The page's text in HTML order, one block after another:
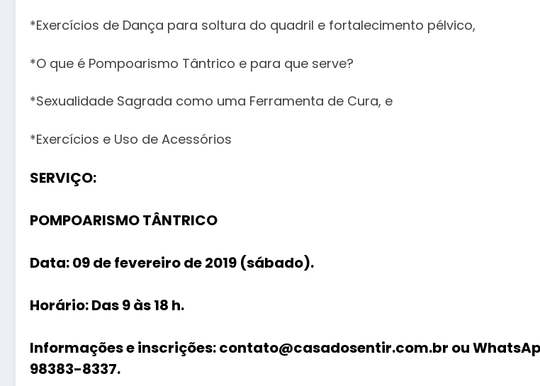
*Exercícios de Dança para soltura do quadril e fortalecimento pélvico,
*O que é Pompoarismo Tântrico e para que serve?
*Sexualidade Sagrada como uma Ferramenta de Cura, e
*Exercícios e Uso de Acessórios
SERVIÇO:
POMPOARISMO TÂNTRICO
Data:09 de fevereiro de 2019 (sábado).
Horário:Das 9 às 18 h.
Informações e inscrições:contato@casadosentir.com.br ou
98383-8337.